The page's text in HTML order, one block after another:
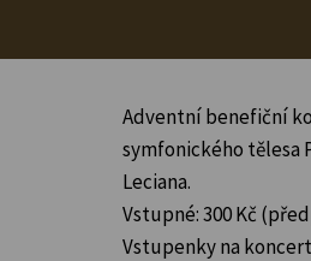
Adventní benefiční
symfonického tělesa
Leciana.
Vstupné: 300 Kč
Vstupenky na